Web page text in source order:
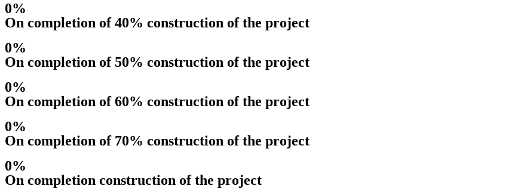
0%
On completion of 40% construction of the project
0%
On completion of 50% construction of the project
0%
On completion of 60% construction of the project
0%
On completion of 70% construction of the project
0%
On completion construction of the project